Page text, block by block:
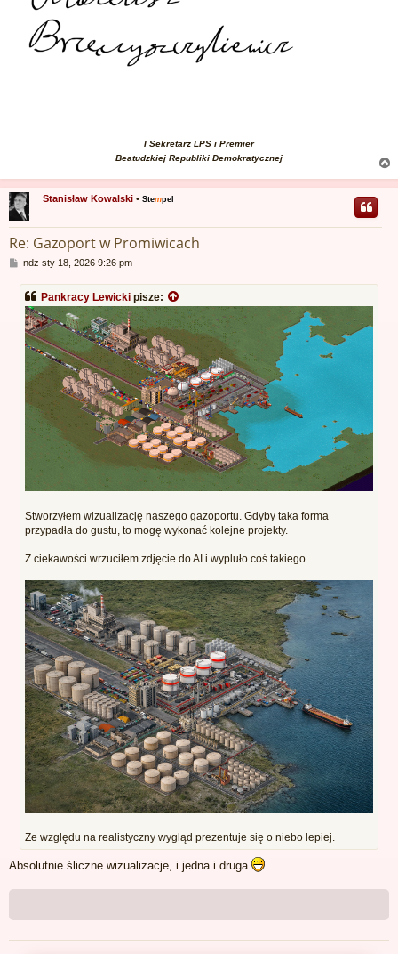
I Sekretarz LPS i Premier
Beatudzkiej Republiki Demokratycznej
a
g
Stanisław Kowalski •Stempel
Re: Gazoport w Promiwicach
P
s
ndz sty 18, 2026 9:26 pm
Pankracy Lewicki pisze:
Stworzyłem wizualizację naszego gazoportu. Gdyby taka forma
przypadła do gustu, to mogę wykonać kolejne projekty.
Z ciekawości wrzuciłem zdjęcie do AI i wypluło coś takiego.
Ze względu na realistyczny wygląd prezentuje się o niebo lepiej.
Absolutnie śliczne wizualizacje, i jedna i druga